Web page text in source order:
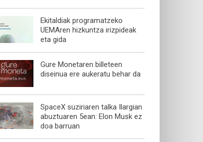
Ekitaldiak programatzeko
UEMAren hizkuntza irizpideak
eta gida
Gure Monetaren billeteen
diseinua ere aukeratu behar da
SpaceX suziriaren talka Ilargian
abuztuaren 5ean: Elon Musk ez
doa barruan